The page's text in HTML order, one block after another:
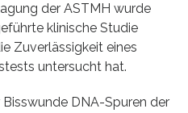
der ASTMH wurde
klinische Studie
Zuverlässigkeit eines
untersucht hat.
DNA-Spuren der